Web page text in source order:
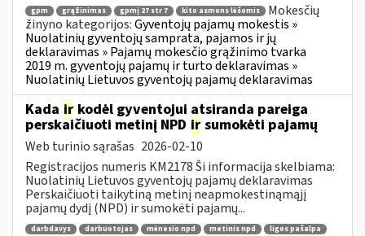
gpm grąžinimas gpmį 27 str 7 kito asmens lėšomis
Mokesčių
žinyno kategorijos:Gyventojų pajamų mokestis »
Nuolatinių gyventojų samprata, pajamos ir jų
deklaravimas » Pajamų mokesčio grąžinimo tvarka
2019 m. gyventojų pajamų ir turto deklaravimas »
Nuolatinių Lietuvos gyventojų pajamų deklaravimas
Kada ir kodėl gyventojui atsiranda pareiga
perskaičiuoti metinį NPD ir sumokėti pajamų
Web turinio sąrašas 2026-02-10
Registracijos numeris KM2178 Ši informacija skelbiama:
Nuolatinių Lietuvos gyventojų pajamų deklaravimas
Perskaičiuoti taikytiną metinį neapmokestinąmąjį
pajamų dydį (NPD) ir sumokėti pajamų...
darbdavys darbuotojas mėnesio npd metinis npd
ligos pašalpa